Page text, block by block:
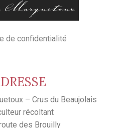
de confidentialité
– Crus du Beaujolais
récoltant
des Brouilly